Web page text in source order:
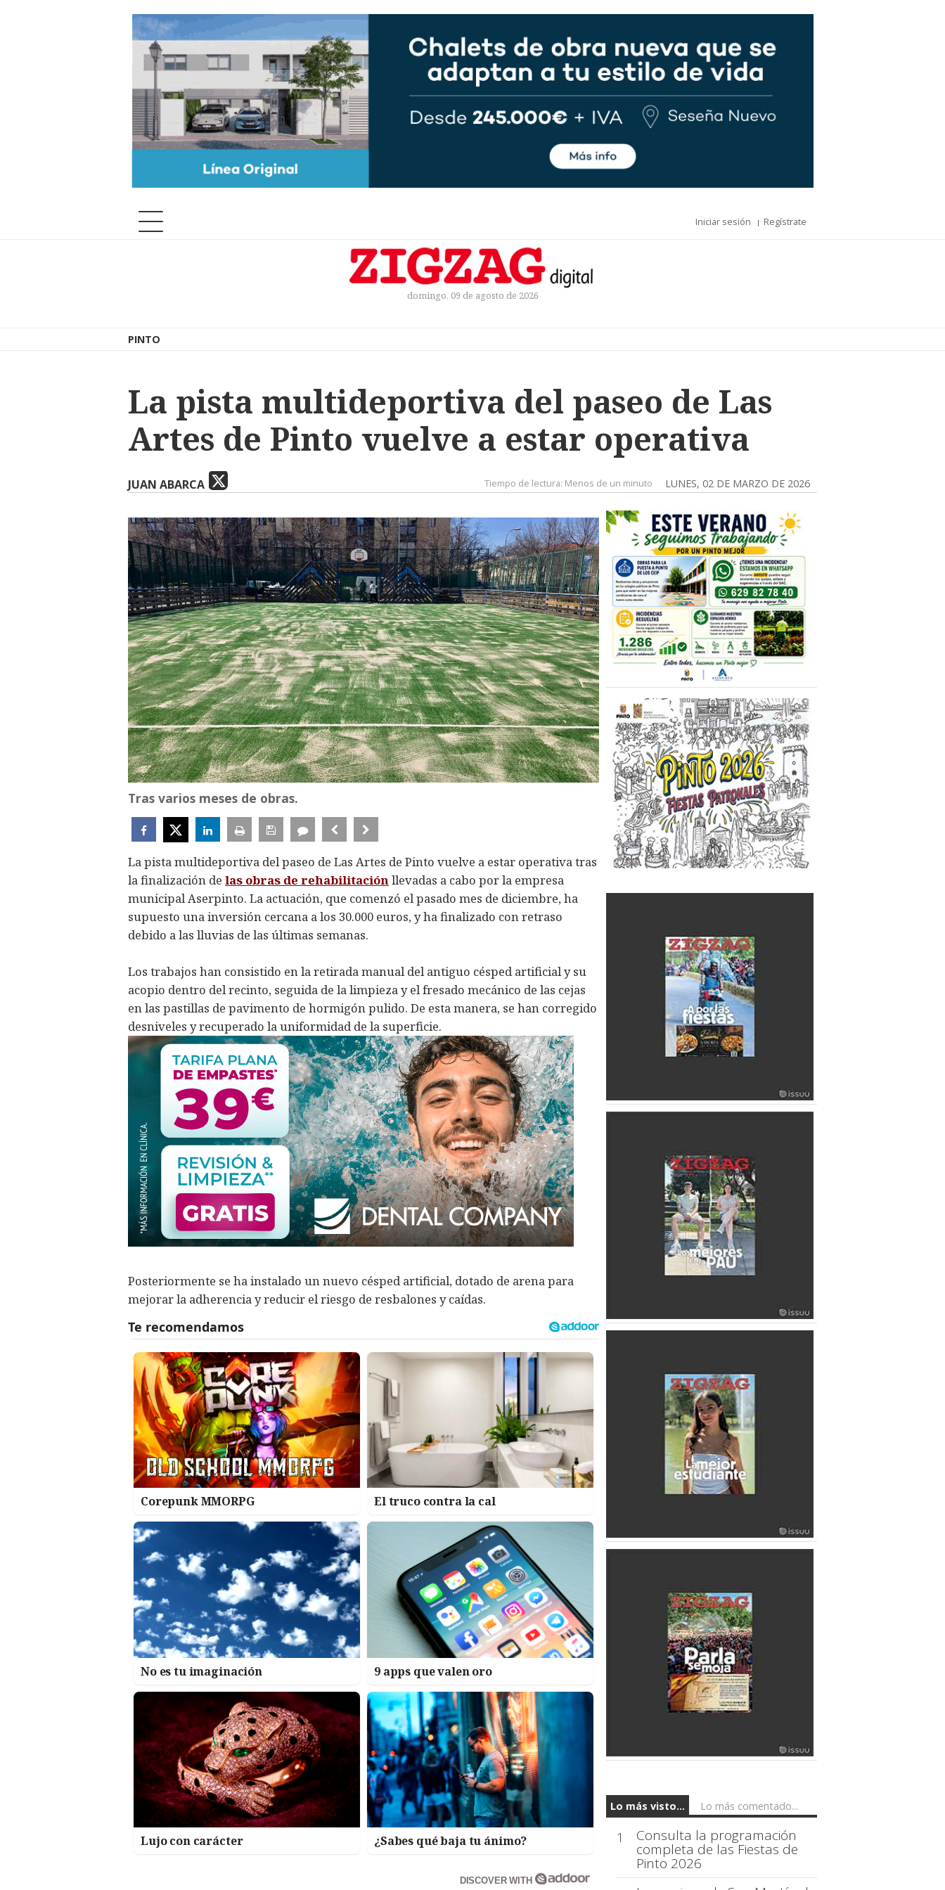
Iniciar sesión Regístrate
domingo, 09 de agosto de 2026
PINTO
La pista multideportiva del paseo de Las
Artes de Pinto vuelve a estar operativa
JUAN ABARCA LUNES, 02 DE MARZO DE 2026
Tiempo de lectura: Menos de un minuto
Tras varios meses de obras.
La pista multideportiva del paseo de Las Artes de Pinto vuelve a estar operativa tras
la finalización de las obras de rehabilitaciónllevadas a cabo por la empresa
municipal Aserpinto. La actuación, que comenzó el pasado mes de diciembre, ha
supuesto una inversión cercana a los 30.000 euros, y ha finalizado con retraso
debido a las lluvias de las últimas semanas.
Los trabajos han consistido en la retirada manual del antiguo césped artificial y su
acopio dentro del recinto, seguida de la limpieza y el fresado mecánico de las cejas
en las pastillas de pavimento de hormigón pulido. De esta manera, se han corregido
desniveles y recuperado la uniformidad de la superficie.
Posteriormente se ha instalado un nuevo césped artificial, dotado de arena para
mejorar la adherencia y reducir el riesgo de resbalones y caídas.
Corepunk MMORPG El truco contra la cal
No es tu imaginación 9 apps que valen oro
Lujo con carácter ¿Sabes qué baja tu ánimo?
DISCOVER WITH
Lo más visto... Lo más comentado...
1 Consulta la programación
completa de las Fiestas de
Pinto 2026